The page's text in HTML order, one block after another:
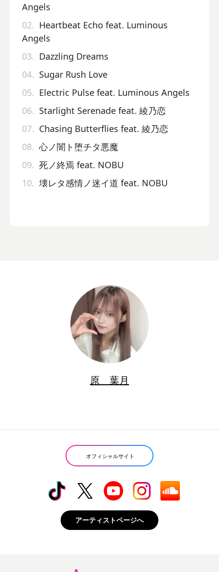
Angels
02. Heartbeat Echo feat. Luminous
Angels
03. Dazzling Dreams
04. Sugar Rush Love
05. Electric Pulse feat. Luminous Angels
06. Starlight Serenade feat. 綾乃恋
07. Chasing Butterflies feat. 綾乃恋
08. 心ノ闇ト堕チタ悪魔
09. 死ノ終焉 feat. NOBU
10. 壊レタ感情ノ迷イ道 feat. NOBU
原 葉月
オフィシャルサイト
アーティストページへ